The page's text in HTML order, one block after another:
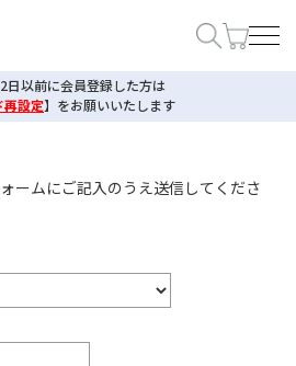
日以前に会員登録した方は
再設定】 をお願いいたします
ームにご記入のうえ送信してくださ